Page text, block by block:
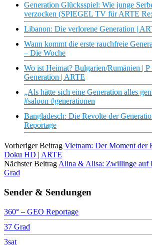
Generation Glücksspiel: Wie junge
verzocken (SPIEGEL TV für ARTE
Libanon: Die verlorene Generation |
Wann kommt die erste rauchfreie
– Die Woche
Wo ist Heimat? Bulgarien/Rumänien |
Generation | ARTE
„Als hätte sich eine Generation alles
#saloon #generationen
Bangladesch: Die Revolte der
Reportage
Vorheriger Beitrag Vietnam: Der Moment der
Doku HD | ARTE
Nächster Beitrag Alina & Alisa: Zwillinge auf
Grad
Sender & Sendungen
360° – GEO Reportage
37 Grad
3sat